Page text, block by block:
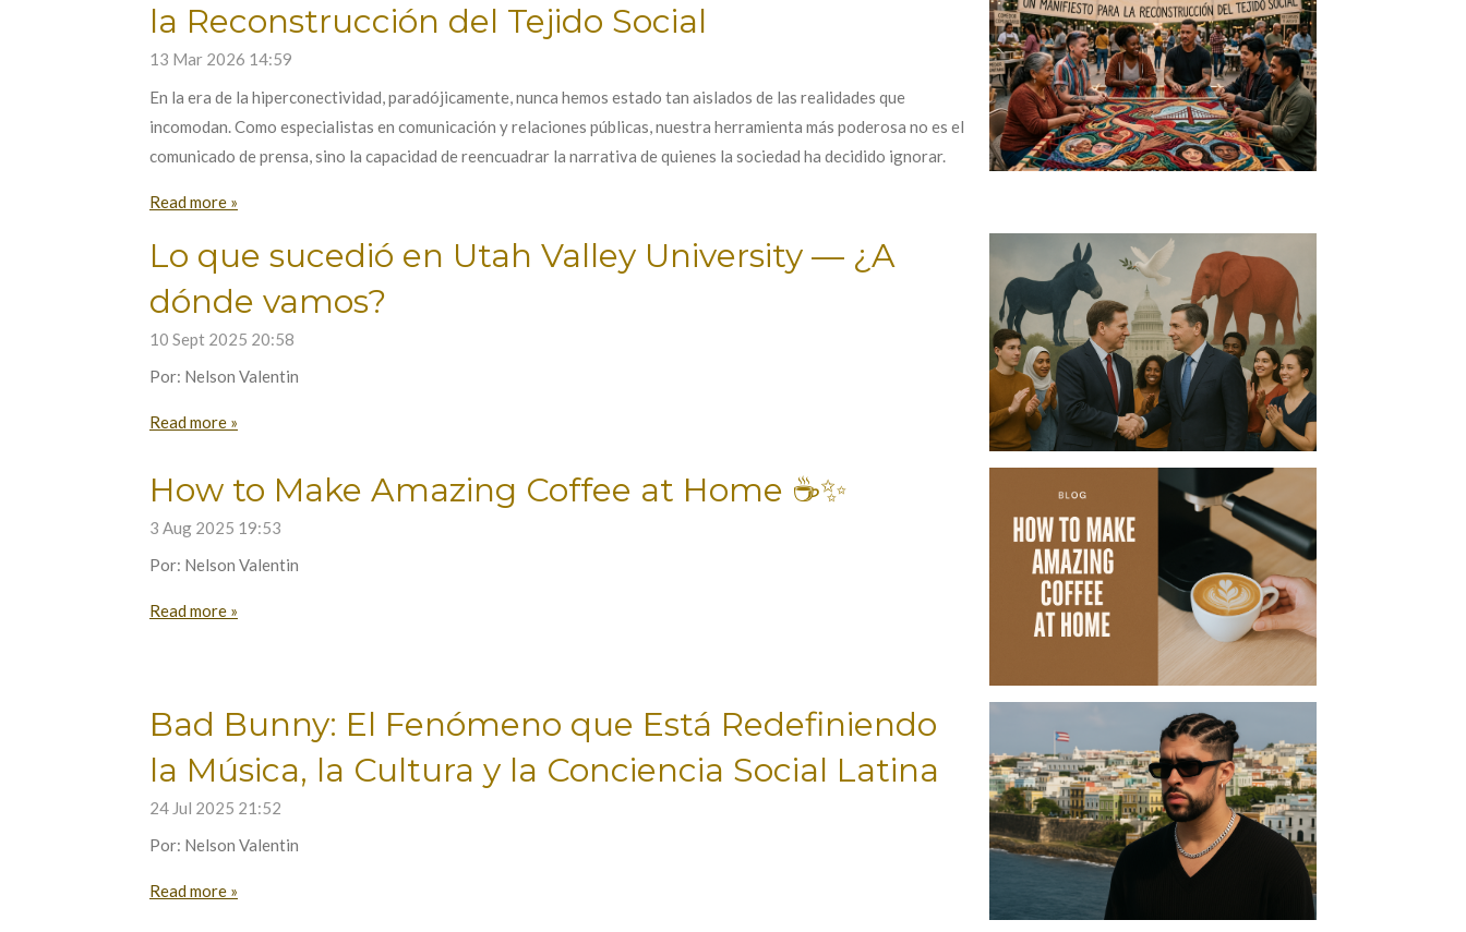
la Reconstrucción del Tejido Social
13 Mar 2026 14:59
En la era de la hiperconectividad, paradójicamente, nunca hemos estado tan aislados de las realidades que
incomodan. Como especialistas en comunicación y relaciones públicas, nuestra herramienta más poderosa no es el
comunicado de prensa, sino la capacidad de reencuadrar la narrativa de quienes la sociedad ha decidido ignorar.
Read more »
Lo que sucedió en Utah Valley University — ¿A
dónde vamos?
10 Sept 2025 20:58
Por: Nelson Valentin
Read more »
How to Make Amazing Coffee at Home ☕✨
3 Aug 2025 19:53
Por: Nelson Valentin
Read more »
Bad Bunny: El Fenómeno que Está Redefiniendo
la Música, la Cultura y la Conciencia Social Latina
24 Jul 2025 21:52
Por: Nelson Valentin
Read more »